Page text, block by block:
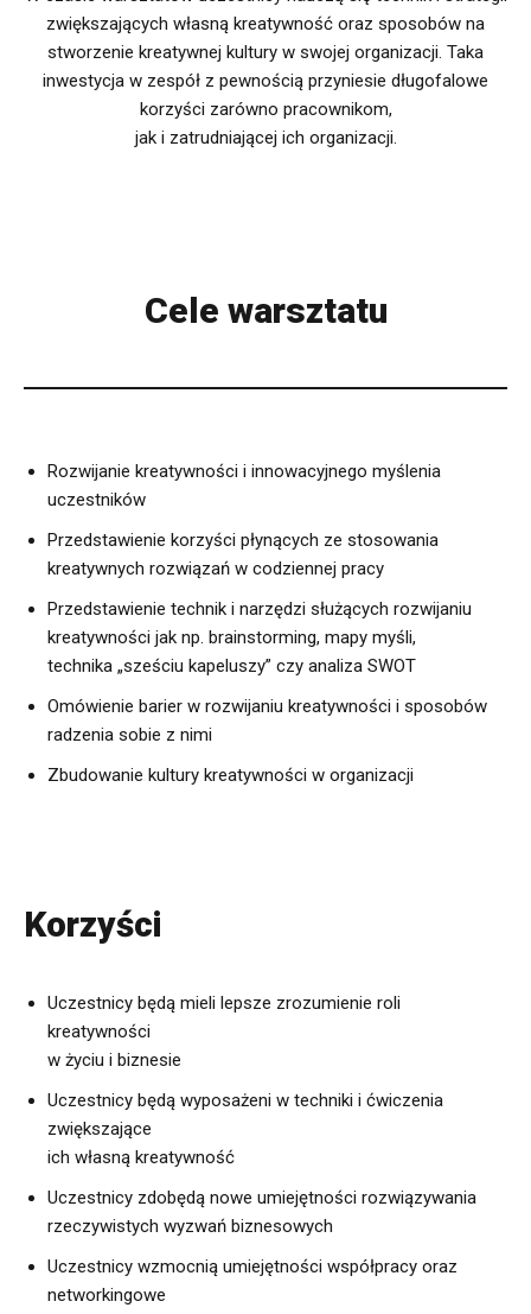
zwiększających własną kreatywność oraz sposobów na
stworzenie kreatywnej kultury w swojej organizacji. Taka
inwestycja w zespół z pewnością przyniesie długofalowe
korzyści zarówno pracownikom,
jak i zatrudniającej ich organizacji.
Cele warsztatu
Rozwijanie kreatywności i innowacyjnego myślenia
uczestników
Przedstawienie korzyści płynących ze stosowania
kreatywnych rozwiązań w codziennej pracy
Przedstawienie technik i narzędzi służących rozwijaniu
kreatywności jak np. brainstorming, mapy myśli,
technika „sześciu kapeluszy” czy analiza SWOT
Omówienie barier w rozwijaniu kreatywności i sposobów
radzenia sobie z nimi
Zbudowanie kultury kreatywności w organizacji
Korzyści
Uczestnicy będą mieli lepsze zrozumienie roli
kreatywności
w życiu i biznesie
Uczestnicy będą wyposażeni w techniki i ćwiczenia
zwiększające
ich własną kreatywność
Uczestnicy zdobędą nowe umiejętności rozwiązywania
rzeczywistych wyzwań biznesowych
Uczestnicy wzmocnią umiejętności współpracy oraz
networkingowe